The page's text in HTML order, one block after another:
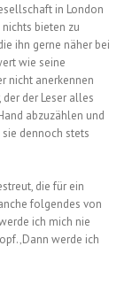
in London
bieten zu
ihn gerne näher bei
wie seine
nicht anerkennen
der Leser alles
abzuzählen und
dennoch stets
die für ein
folgendes von
ich mich nie
‚Dann werde ich